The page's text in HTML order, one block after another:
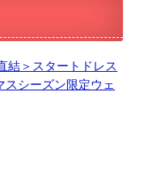
結＞スタートドレス
シーズン限定ウェ